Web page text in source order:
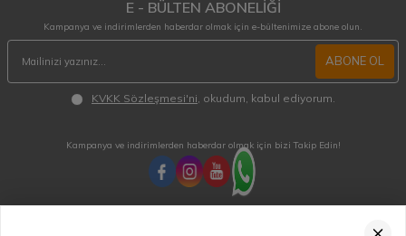
E - BÜLTEN ABONELİĞİ
Kampanya ve indirimlerden haberdar olmak için e-bültenimize abone olun.
ABONE OL
KVKK Sözleşmesi'ni , okudum, kabul ediyorum.
Kampanya ve indirimlerden haberdar olmak için bizi Takip Edin!